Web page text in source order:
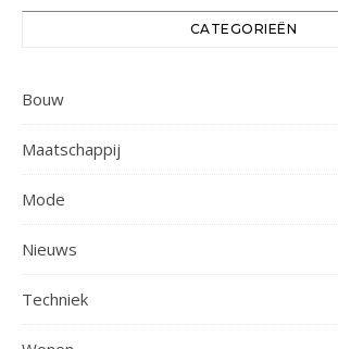
CATEGORIEËN
Bouw
Maatschappij
Mode
Nieuws
Techniek